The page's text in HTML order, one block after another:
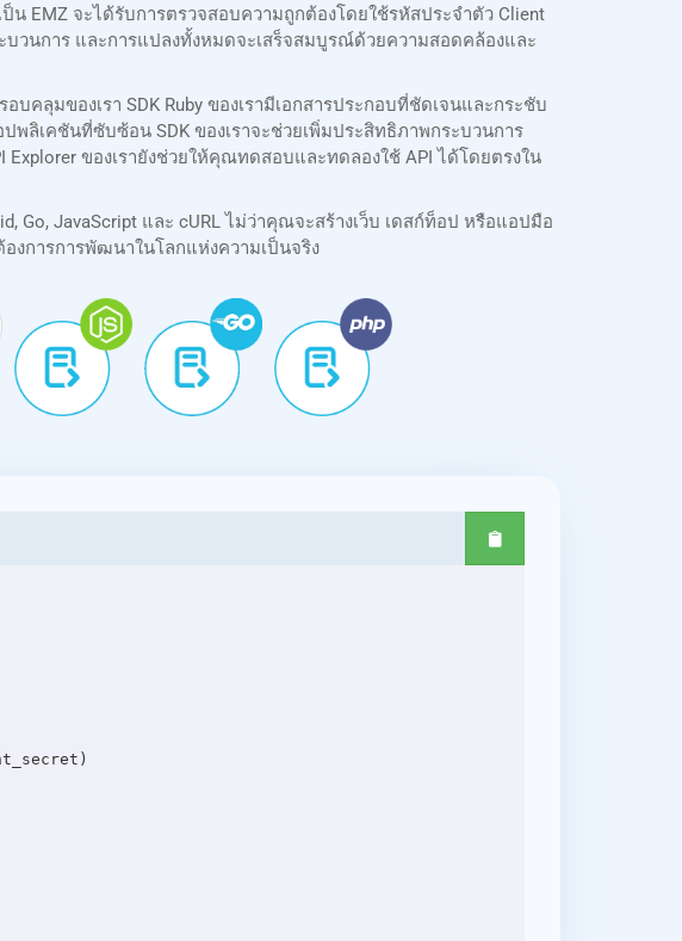
น EMZ จะได้รับการตรวจสอบความถูกต้องโดยใช้รหัสประจำตัว Client
บวนการ และการแปลงทั้งหมดจะเสร็จสมบูรณ์ด้วยความสอดคล้องและ
บคลุมของเรา SDK Ruby ของเรามีเอกสารประกอบที่ชัดเจนและกระชับ
พลิเคชันที่ซับซ้อน SDK ของเราจะช่วยเพิ่มประสิทธิภาพกระบวนการ
ของเรายังช่วยให้คุณทดสอบและทดลองใช้ API ได้โดยตรงใน
Go, JavaScript และ cURL ไม่ว่าคุณจะสร้างเว็บ เดสก์ท็อป หรือแอปมือ
งการการพัฒนาในโลกแห่งความเป็นจริง